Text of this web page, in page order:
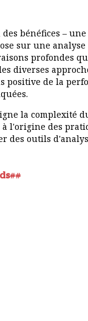
bénéfices –
sur une
profondes
diverses
positive de la
la complexité
l'origine des
des outils